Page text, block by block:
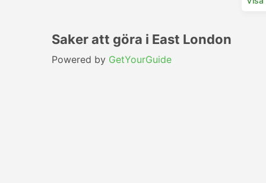
Saker att göra i East London
Powered by GetYourGuide